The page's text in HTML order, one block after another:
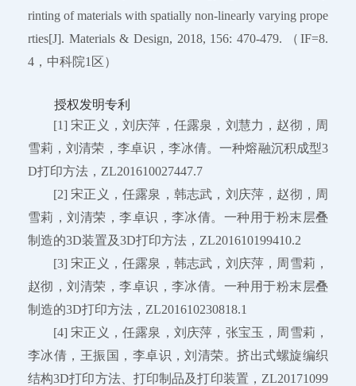
rinting of materials with spatially non-linearly varying prope
rties[J]. Materials & Design, 2018, 156: 470-479. （IF=8.
4，中科院1区）
授权发明专利
[1] 宋正义，刘庆萍，任露泉，刘慧力，赵彻，周
雪莉，刘清荣，李卓识，李冰倩。一种熔融沉积成型3
D打印方法，ZL201610027447.7
[2] 宋正义，任露泉，韩志武，刘庆萍，赵彻，周
雪莉，刘清荣，李卓识，李冰倩。一种用于粉末层叠
制造的3D装置及3D打印方法，ZL201610199410.2
[3] 宋正义，任露泉，韩志武，刘庆萍，周雪莉，
赵彻，刘清荣，李卓识，李冰倩。一种用于粉末层叠
制造的3D打印方法，ZL201610230818.1
[4] 宋正义，任露泉，刘庆萍，张宝玉，周雪莉，
李冰倩，王振国，李卓识，刘清荣。挤出式螺旋编织
结构3D打印方法、打印制品及打印装置，ZL20171099